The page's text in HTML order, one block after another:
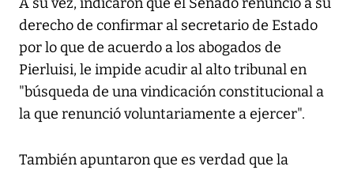
A su vez, indicaron que el Senado renunció a su
derecho de confirmar al secretario de Estado
por lo que de acuerdo a los abogados de
Pierluisi, le impide acudir al alto tribunal en
"búsqueda de una vindicación constitucional a
la que renunció voluntariamente a ejercer".
También apuntaron que es verdad que la